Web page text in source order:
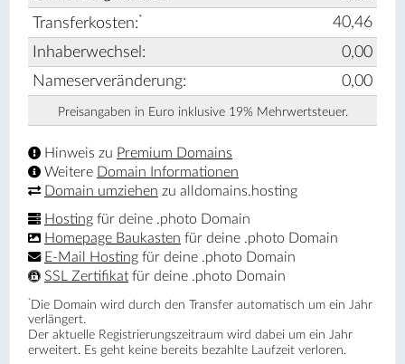
Transferkosten:*
40,46
Inhaberwechsel:
0,00
Nameserveränderung:
0,00
Preisangaben in Euro inklusive 19% Mehrwertsteuer.
Hinweis zu Premium Domains
Weitere Domain Informationen
Domain umziehen zu alldomains.hosting
Hosting für deine .photo Domain
Homepage Baukasten für deine .photo Domain
E-Mail Hosting für deine .photo Domain
SSL Zertifikat für deine .photo Domain
* Die Domain wird durch den Transfer automatisch um ein Jahr
verlängert.
Der aktuelle Registrierungs­zeitraum wird dabei um ein Jahr
erweitert. Es geht keine bereits bezahlte Laufzeit verloren.